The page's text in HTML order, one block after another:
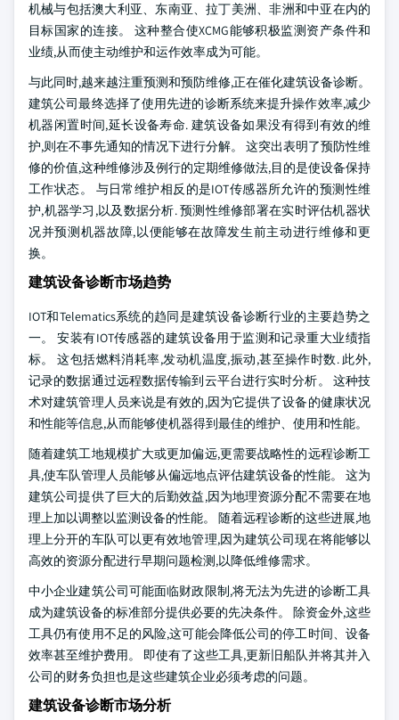
机械与包括澳大利亚、东南亚、拉丁美洲、非洲和中亚在内的
目标国家的连接。 这种整合使XCMG能够积极监测资产条件和
业绩,从而使主动维护和运作效率成为可能。
与此同时,越来越注重预测和预防维修,正在催化建筑设备诊断。
建筑公司最终选择了使用先进的诊断系统来提升操作效率,减少
机器闲置时间,延长设备寿命. 建筑设备如果没有得到有效的维
护,则在不事先通知的情况下进行分解。 这突出表明了预防性维
修的价值,这种维修涉及例行的定期维修做法,目的是使设备保持
工作状态。 与日常维护相反的是IOT传感器所允许的预测性维
护,机器学习,以及数据分析. 预测性维修部署在实时评估机器状
况并预测机器故障,以便能够在故障发生前主动进行维修和更
换。
建筑设备诊断市场趋势
IOT和Telematics系统的趋同是建筑设备诊断行业的主要趋势之
一。 安装有IOT传感器的建筑设备用于监测和记录重大业绩指
标。 这包括燃料消耗率,发动机温度,振动,甚至操作时数. 此外,
记录的数据通过远程数据传输到云平台进行实时分析。 这种技
术对建筑管理人员来说是有效的,因为它提供了设备的健康状况
和性能等信息,从而能够使机器得到最佳的维护、使用和性能。
随着建筑工地规模扩大或更加偏远,更需要战略性的远程诊断工
具,使车队管理人员能够从偏远地点评估建筑设备的性能。 这为
建筑公司提供了巨大的后勤效益,因为地理资源分配不需要在地
理上加以调整以监测设备的性能。 随着远程诊断的这些进展,地
理上分开的车队可以更有效地管理,因为建筑公司现在将能够以
高效的资源分配进行早期问题检测,以降低维修需求。
中小企业建筑公司可能面临财政限制,将无法为先进的诊断工具
成为建筑设备的标准部分提供必要的先决条件。 除资金外,这些
工具仍有使用不足的风险,这可能会降低公司的停工时间、设备
效率甚至维护费用。 即使有了这些工具,更新旧船队并将其并入
公司的财务负担也是这些建筑企业必须考虑的问题。
建筑设备诊断市场分析